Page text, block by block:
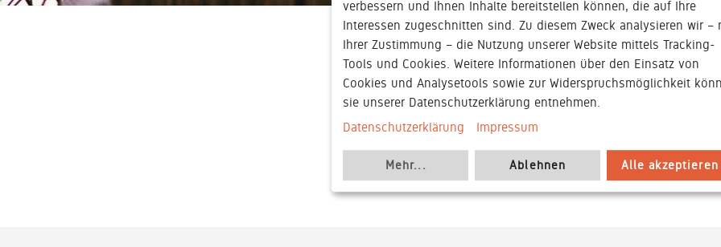
verbessern und Ihnen Inhalte bereitstellen können, die auf Ihre
Interessen zugeschnitten sind. Zu diesem Zweck analysieren wir –
Ihrer Zustimmung – die Nutzung unserer Website mittels Tracking-
Tools und Cookies. Weitere Informationen über den Einsatz von
Cookies und Analysetools sowie zur Widerspruchsmöglichkeit
sie unserer Datenschutzerklärung entnehmen.
Datenschutzerklärung
Impressum
Mehr... Ablehnen Alle akzeptieren